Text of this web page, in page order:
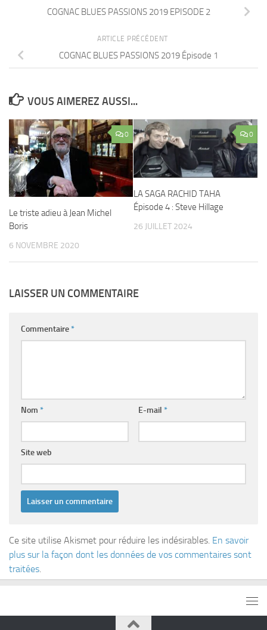
COGNAC BLUES PASSIONS 2019 EPISODE 2
ARTICLE PRÉCÉDENT
COGNAC BLUES PASSIONS 2019 Épisode 1
VOUS AIMEREZ AUSSI...
0
Le triste adieu à Jean Michel
Boris
6 NOVEMBRE 2020
0
LA SAGA RACHID TAHA
Épisode 4 : Steve Hillage
26 JUILLET 2024
LAISSER UN COMMENTAIRE
Commentaire*
Nom * E-mail *
Site web
Ce site utilise Akismet pour réduire les indésirables. En savoir
plus sur la façon dont les données de vos commentaires sont
traitées.